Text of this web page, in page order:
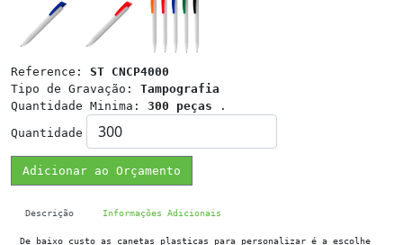
Reference: ST CNCP4000
Tipo de Gravação: Tampografia
Quantidade Minima: 300 peças .
Quantidade
Adicionar ao Orçamento
Descrição Informações Adicionais
De baixo custo as canetas plasticas para personalizar é a escolhe